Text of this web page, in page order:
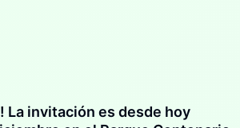
La invitación es desde hoy